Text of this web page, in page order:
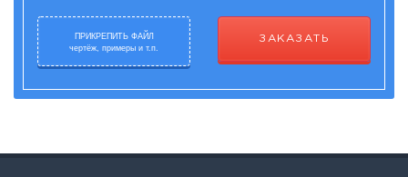
ПРИКРЕПИТЬ ФАЙЛ
чертёж, примеры и т.п.
ЗАКАЗАТЬ